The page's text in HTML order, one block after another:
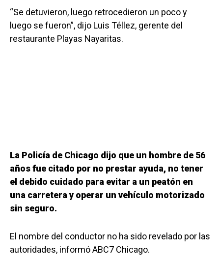
“Se detuvieron, luego retrocedieron un poco y
luego se fueron”, dijo Luis Téllez, gerente del
restaurante Playas Nayaritas.
La Policía de Chicago dijo que un hombre de 56
años fue citado por no prestar ayuda, no tener
el debido cuidado para evitar a un peatón en
una carretera y operar un vehículo motorizado
sin seguro.
El nombre del conductor no ha sido revelado por las
autoridades, informó ABC7 Chicago.